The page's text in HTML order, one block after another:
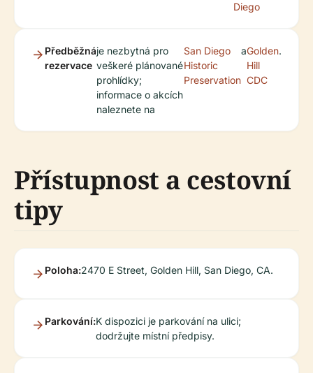
Diego
Předběžná
rezervace
je nezbytná pro
veškeré plánované
prohlídky;
informace o akcích
naleznete na
San Diego
Historic
Preservation
aGolden
Hill
CDC
.
Přístupnost a cestovní
tipy
Poloha:2470 E Street, Golden Hill, San Diego, CA.
Parkování:K dispozici je parkování na ulici;
dodržujte místní předpisy.